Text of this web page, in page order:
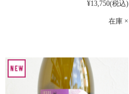
¥13,750(税込)
在庫 ×